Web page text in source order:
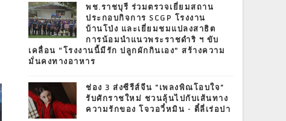
พช.ราชบุรี ร่วมตรวจเยี่ยมสถาน
ประกอบกิจการ SCGP โรงงาน
บ้านโป่ง และเยี่ยมชมแปลงสาธิต
การน้อมนำแนวพระราชดำริ ฯ ขับ
เคลื่อน “โรงงานนี้มีรัก ปลูกผักกินเอง” สร้างความ
มั่นคงทางอาหาร
ช่อง 3 ส่งซีรีส์จีน "เพลงพิณโอบใจ"
รับศักราชใหม่ ชวนลุ้นไปกับเส้นทาง
ความรักของ โจวอวี๋หมิน - ตี๋ลี่เร่อปา